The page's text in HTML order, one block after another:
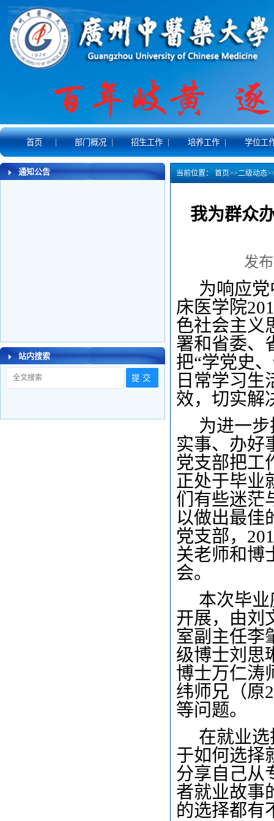
首页 | 部门概况 | 招生工作 | 培养工作 | 学位工
通知公告
站内搜索
当前位置： 首页>>二级动态
我为群众
发
为响应
床医学院
色社会主义
署和省委、
把“学党史
日常学习生
效，切实解
为进一
实事、办好
党支部把工
正处于毕业
们有些迷茫
以做出最佳
党支部，
关老师和博
会。
本次毕
开展，由刘
室副主任李
级博士刘思
博士万仁涛
纬师兄（原
等问题。
在就业
于如何选择
分享自己从
者就业故事
的选择都有